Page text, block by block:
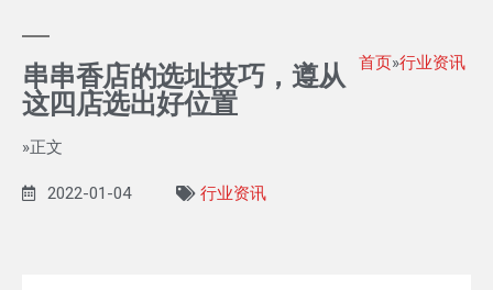
串串香店的选址技巧，遵从
这四店选出好位置
首页»行业资讯
»正文
2022-01-04 行业资讯